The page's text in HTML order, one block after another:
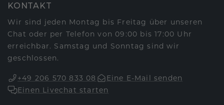
KONTAKT
Wir sind jeden Montag bis Freitag über unseren
Chat oder per Telefon von 09:00 bis 17:00 Uhr
erreichbar. Samstag und Sonntag sind wir
geschlossen.
+49 206 570 833 08
Eine E-Mail senden
Einen Livechat starten